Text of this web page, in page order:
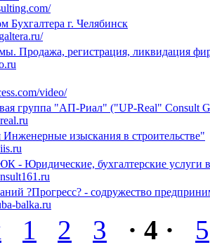
Бухгалтера г. Челябинск
Продажа, регистрация, ликвидация
video/
группа "АП-Риал" ("UP-Real" Consult
изыскания в строительстве"
- Юридические, бухгалтерские услуги
?Прогресс? - содружество
balka.ru
1 2 3 · 4 · 5